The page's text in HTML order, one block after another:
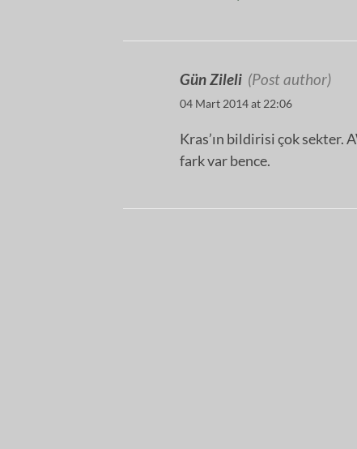
Gün Zileli (Post author)
04 Mart 2014 at 22:06
Kras’ın bildirisi çok sekter.
fark var bence.